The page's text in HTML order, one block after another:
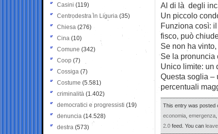
Al di là degli
Un piccolo
Funziona così:
fisco, può
Se non ha
Se la pronuncia
Unico limite: un
Questa soglia –
percentuali
This entry was posted
economia,emergenza,
2.0feed. You can
Casini (119)
Centrodestra in Liguria (35)
Chiesa (276)
Cina (10)
Comune (342)
Coop (7)
Cossiga (7)
Costume (5.581)
criminalità (1.402)
democratici e progressisti (19)
denuncia (14.528)
destra (573)